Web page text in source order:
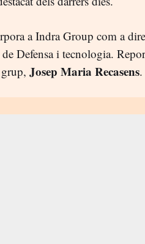
a Indra Group com a
Defensa i tecnologia.
Josep Maria Recasens.